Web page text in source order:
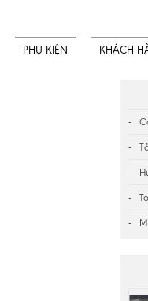
PHỤ KIỆN KHÁCH